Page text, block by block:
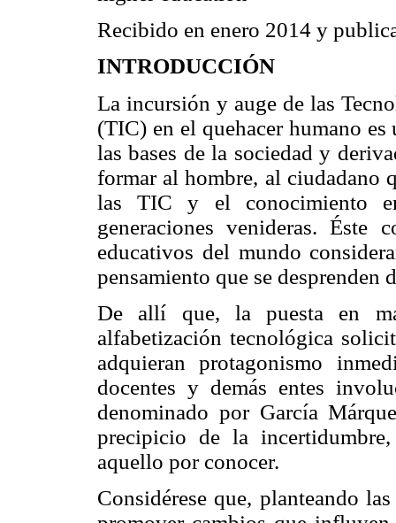
Recibido en enero 2014 y
INTRODUCCIÓN
La incursión y auge de las
(TIC) en el quehacer humano
las bases de la sociedad y
formar al hombre, al ciudadano
las TIC y el conocimiento
generaciones venideras. Éste
educativos del mundo
pensamiento que se
De allí que, la puesta en
alfabetización tecnológica
adquieran protagonismo
docentes y demás entes
denominado por García
precipicio de la
aquello por conocer.
Considérese que, planteando